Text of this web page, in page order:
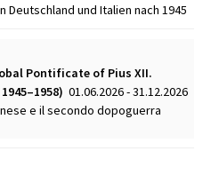
und Italien nach 1945
Pontificate of Pius XII.
01.06.2026 - 31.12.2026
e il secondo dopoguerra